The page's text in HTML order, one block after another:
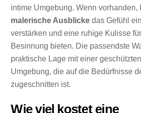
intime Umgebung. Wenn vorhanden,
malerische Ausblicke das Gefühl
verstärken und eine ruhige Kulisse
Besinnung bieten. Die passendste
praktische Lage mit einer
Umgebung, die auf die Bedürfnisse
zugeschnitten ist.
Wie viel kostet eine